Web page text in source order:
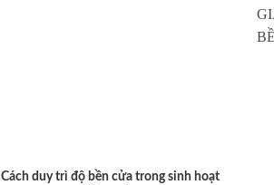
Cách duy trì độ bền cửa trong sinh hoạt